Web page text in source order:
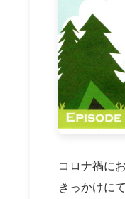
コロナ禍に
きっかけに